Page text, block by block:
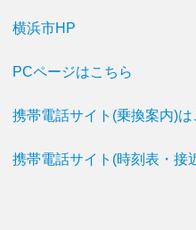
横浜市HP
PCページはこちら
携帯電話サイト(乗換案内)は
携帯電話サイト(時刻表・接